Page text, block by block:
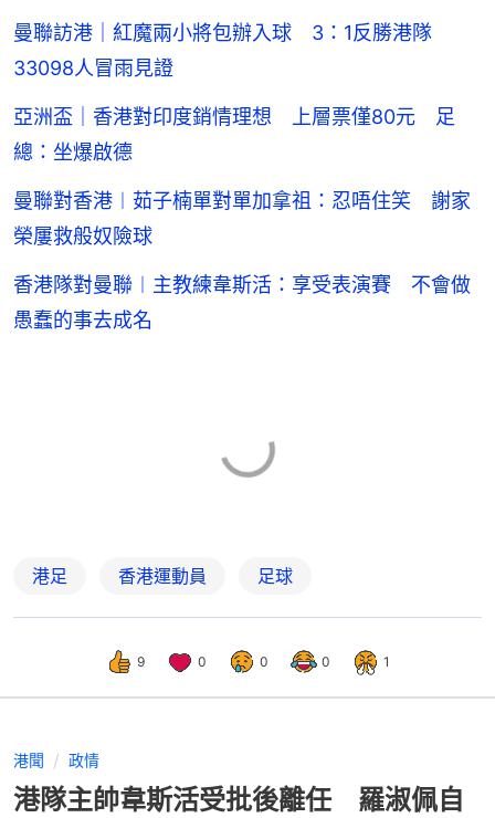
曼聯訪港｜紅魔兩小將包辦入球 3：1反勝港隊
33098人冒雨見證
亞洲盃｜香港對印度銷情理想 上層票僅80元 足
總：坐爆啟德
曼聯對香港︱茹子楠單對單加拿祖：忍唔住笑 謝家
榮屢救般奴險球
香港隊對曼聯︱主教練韋斯活：享受表演賽 不會做
愚蠢的事去成名
港足 香港運動員 足球
9 0 0 0 1
港聞 政情
港隊主帥韋斯活受批後離任 羅淑佩自